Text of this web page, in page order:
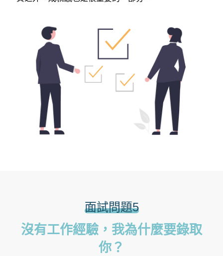
面試問題5
沒有工作經驗，我為什麼要錄取
你？